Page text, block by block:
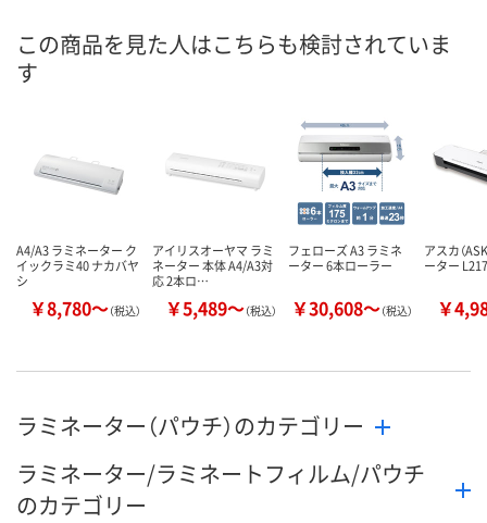
お届け日
カゴへ
数量
カゴへ
この商品を見た人はこちらも検討されていま
す
A4/A3 ラミネーター ク
イックラミ40 ナカバヤ
シ
￥8,780～（税込）
アイリスオーヤマ ラミ
ネーター 本体 A4/A3対
応 2本ロ…
￥5,489～（税込）
フェローズ A3 ラミネ
ーター 6本ローラー
￥30,608～（税込）
アスカ（
ーター
￥
ラミネーター（パウチ）のカテゴリー
ラミネーター/ラミネートフィルム/パウチ
のカテゴリー